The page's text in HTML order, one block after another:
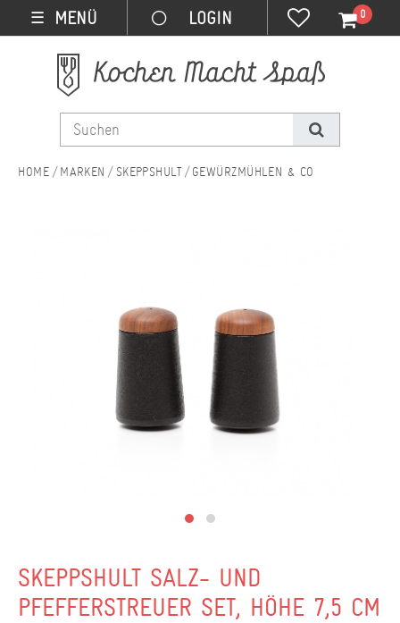
☰ MENÜ 0
MARKEN SKEPPSHULT GEWÜRZMÜHLEN & CO
SKEPPSHULT SALZ- UND
PFEFFERSTREUER SET, HÖHE 7,5 CM